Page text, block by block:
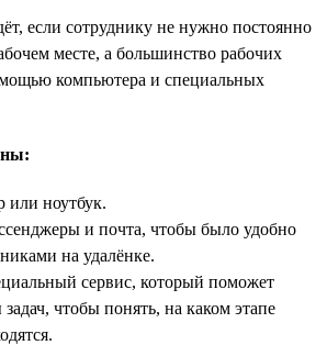
если сотруднику не нужно постоянно
месте, а большинство рабочих
компьютера и специальных
или ноутбук.
и почта, чтобы было удобно
на удалёнке.
сервис, который поможет
чтобы понять, на каком этапе